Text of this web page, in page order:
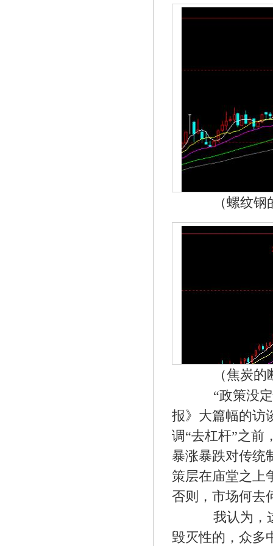
（螺纹钢
（焦炭的
“政策没定
报》大篇幅的访
调“去杠杆”之前
暴涨暴跌对传统
策层在庙堂之上
否则，市场何去
我认为，这
毁灭性的，众多